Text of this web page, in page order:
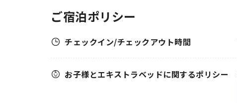
ご宿泊ポリシー
チェックイン/チェックアウト時間
お子様とエキストラベッドに関するポリシー